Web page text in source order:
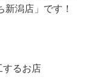
潟店」です！
するお店